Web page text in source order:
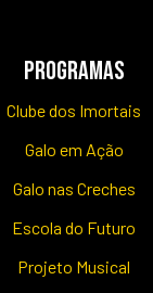
PROGRAMAS
Clube dos Imortais
Galo em Ação
Galo nas Creches
Escola do Futuro
Projeto Musical